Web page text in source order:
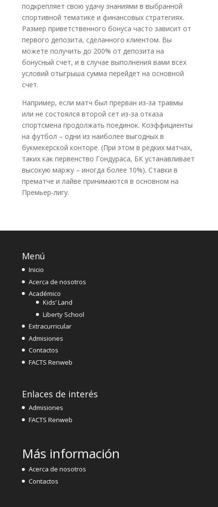
подкрепляет свою удачу знаниями в выбранной
спортивной тематике и финансовых стратегиях.
Размер приветственного бонуса часто зависит от
первого депозита, сделанного клиентом. Вы
можете получить до 200% от депозита на
бонусный счет, и в случае выполнения вами всех
условий отыгрыша сумма перейдет на основной
счет.
Например, если матч был прерван из-за травмы
или не состоялся второй сет из-за отказа
спортсмена продолжать поединок. Коэффициенты
нa футбол – одни из наиболее выгодных в
букмекерской конторе. (При этом в редких матчах,
таких как первенство Гондураса, БК устанавливает
высокую маржу – иногда более 10%). Ставки в
прематче и лайве принимаются в основном на
Премьер-лигу.
Menú
Inicio
Acerca de nosotros
Académico
Kids’ Land
Liberty School
Extracurricular
Admisiones
Contactos
FACTS Renweb
Enlaces de interés
Admisiones
FACTS Renweb
Más información
Acerca de nosotros
Contactos